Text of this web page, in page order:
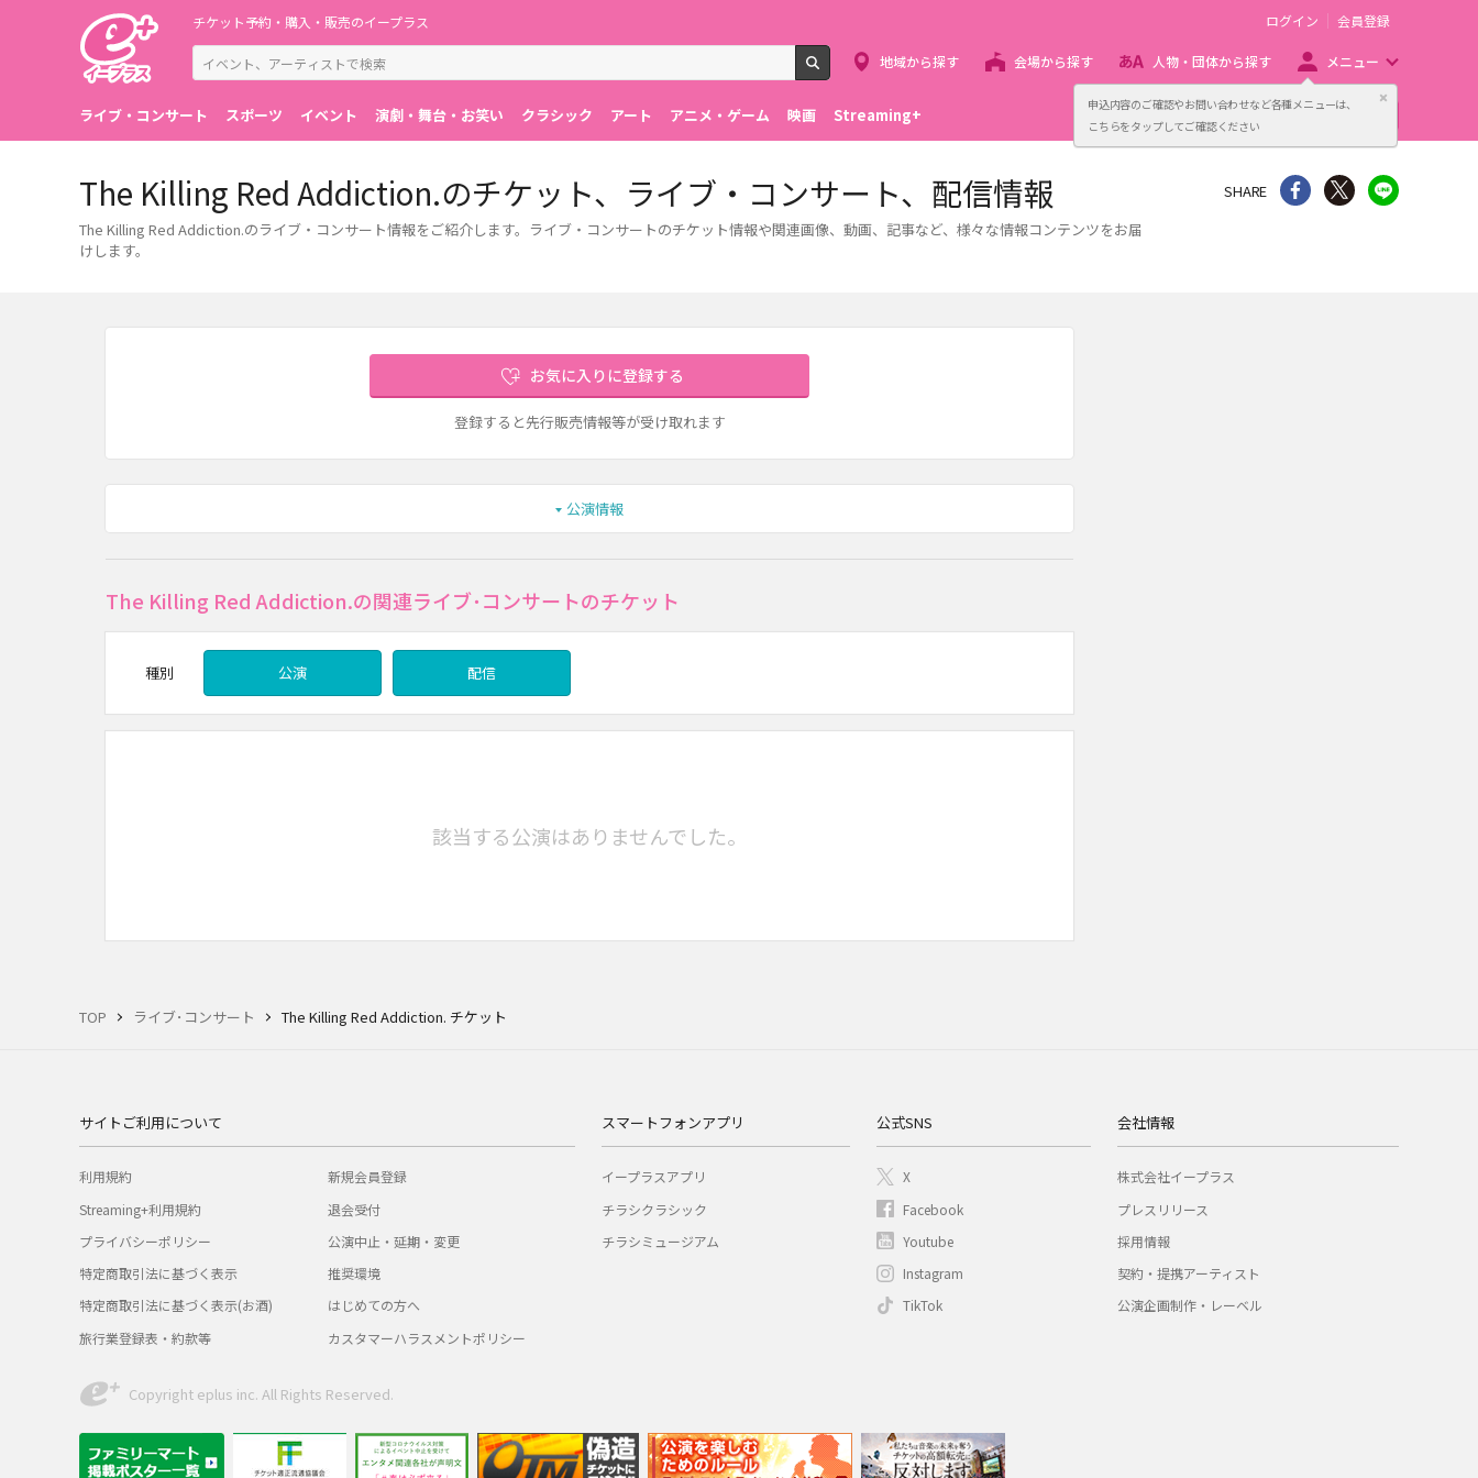
申込内容のご確認やお問い合わせなど各種メニューは、
こちらをタップしてご確認ください
閉じる
チケット予約・購入・販売のイープラス
検索
ログイン 会員登録
地域から探す 会場から探す 人物・団体から探す メニュー
ライブ・コンサート スポーツ イベント 演劇・舞台・お笑い クラシック アート アニメ・ゲーム 映画 Streaming+ 主催者向け販売サービス
TOP ライブ･コンサート The Killing Red Addiction. チケット
The Killing Red Addiction.のチケット、ライブ・コンサート、配信情報
The Killing Red Addiction.のライブ・コンサート情報をご紹介します。ライブ・コンサートのチケット情報や関連画像、動画、記事など、様々な情報コンテンツをお届
けします。
SHARE シェア Twitter
お気に入りに登録する
登録すると先行販売情報等が受け取れます
公演情報
The Killing Red Addiction.の関連ライブ･コンサートのチケット
種別 公演 配信
該当する公演はありませんでした。
サイトご利用について
利用規約
Streaming+利用規約
プライバシーポリシー
特定商取引法に基づく表示
特定商取引法に基づく表示(お酒)
旅行業登録表・約款等
新規会員登録
退会受付
公演中止・延期・変更
推奨環境
はじめての方へ
カスタマーハラスメントポリシー
スマートフォンアプリ
イープラスアプリ
チラシクラシック
チラシミュージアム
公式SNS
X
Facebook
Youtube
Instagram
TikTok
会社情報
株式会社イープラス
プレスリリース
採用情報
契約・提携アーティスト
公演企画制作・レーベル
Copyright eplus inc. All Rights Reserved.